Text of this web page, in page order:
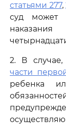
статьями 277,
суд может
2. В
части
ребенка